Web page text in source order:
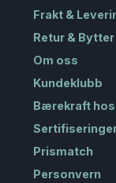
Frakt &
Retur & Bytter
Om oss
Kundeklubb
Bærekraft hos
Prismatch
Personvern